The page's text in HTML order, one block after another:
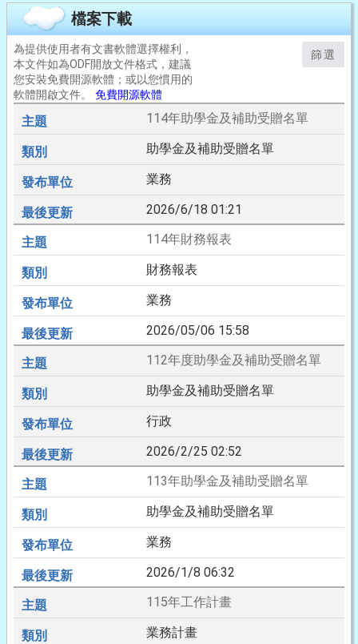
檔案下載
為提供使用者有文書軟體選擇權利，
本文件如為ODF開放文件格式，建議
您安裝免費開源軟體；或以您慣用的
軟體開啟文件。 免費開源軟體
篩選
114年助學金及補助受贈名單
助學金及補助受贈名單
業務
2026/6/18 01:21
114年財務報表
財務報表
業務
2026/05/06 15:58
112年度助學金及補助受贈名單
助學金及補助受贈名單
行政
2026/2/25 02:52
113年助學金及補助受贈名單
助學金及補助受贈名單
業務
2026/1/8 06:32
115年工作計畫
業務計畫